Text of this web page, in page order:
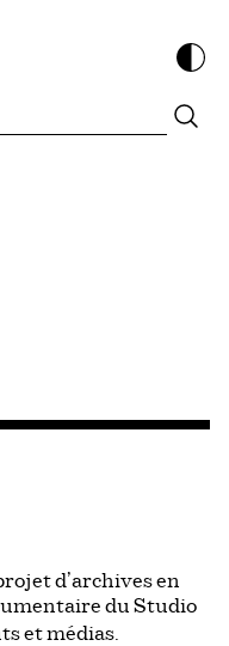
d’archives en
du Studio
et médias.